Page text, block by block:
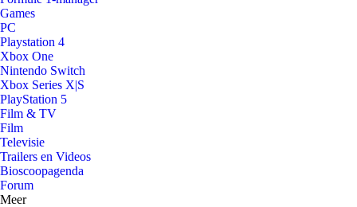
Games
PC
Playstation 4
Xbox One
Nintendo Switch
Xbox Series X|S
PlayStation 5
Film & TV
Film
Televisie
Trailers en Videos
Bioscoopagenda
Forum
Meer